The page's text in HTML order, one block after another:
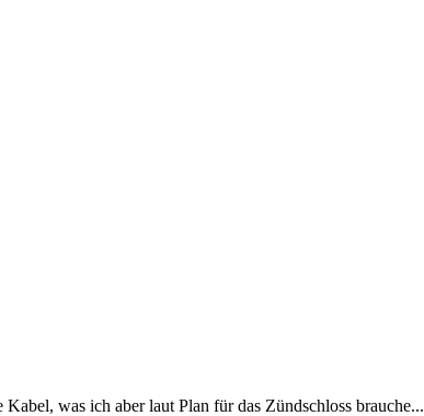
was ich aber laut Plan für das Zündschloss brauche...